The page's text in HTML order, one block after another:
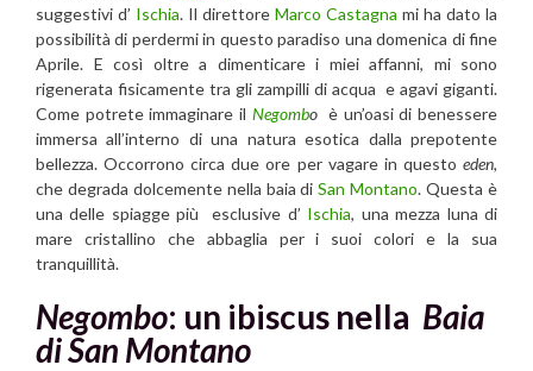
suggestivi d’ Ischia. Il direttore Marco Castagna mi ha dato la
possibilità di perdermi in questo paradiso una domenica di fine
Aprile. E così oltre a dimenticare i miei affanni, mi sono
rigenerata fisicamente tra gli zampilli di acqua e agavi giganti.
Come potrete immaginare il Negomboè un’oasi di benessere
immersa all’interno di una natura esotica dalla prepotente
bellezza. Occorrono circa due ore per vagare in questo eden,
che degrada dolcemente nella baia diSan Montano. Questa è
una delle spiagge più esclusive d’ Ischia, una mezza luna di
mare cristallino che abbaglia per i suoi colori e la sua
tranquillità.
Negombo: un ibiscus nella Baia
di San Montano